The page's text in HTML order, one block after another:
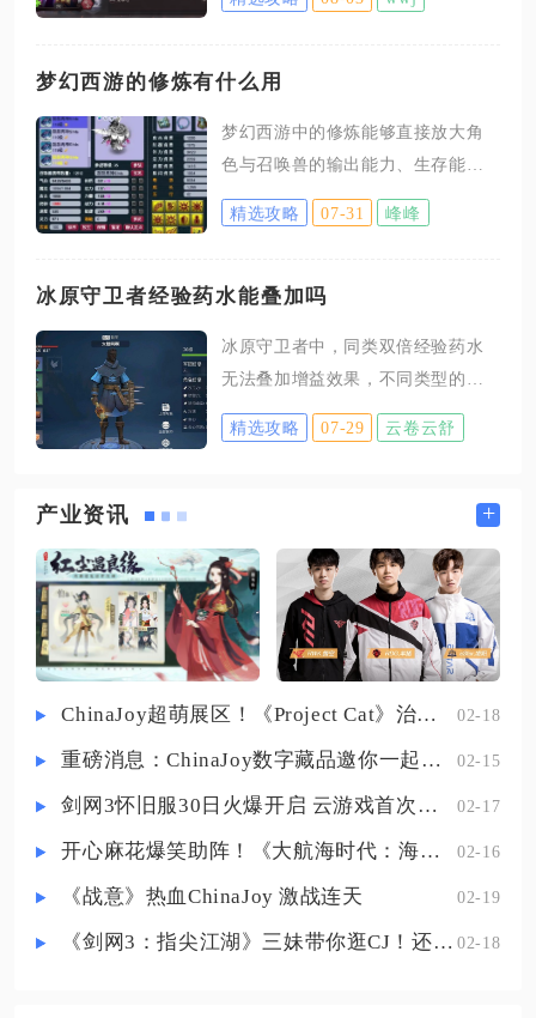
次进攻克制型六级地，可稳定低战
翻车与兵力白耗的情况。六级地存
高等级控制、输出战法，且战斗存
在五分钟时限，超时守军兵力会完
整刷新，新手直接满兵单队强攻极
铺垫，不能急于在主城等级不足、
兵营未升级时贸然尝试。主城需升
级至七本解锁三将完整出战，兵营
梦幻西游的修炼有什么用
梦幻西游中的修炼能够直接放大角
色与召唤兽的输出能力、生存能
力，还能提升封印命中、抗封以及
捕捉召唤兽概率，是拉开账号强度
法替代修炼带来的实战增益。修炼
系，不同类型修炼各司其职，无论
是日常任务、副本刷本，还是帮派
联赛、竞技对抗，修炼等级都会直
质装备，实战表现也会大打折扣。
人物修炼包含攻击修炼、防御修
炼、法术修炼、抗法修炼、猎术修
炼五类，每一类都拥有固定加成规
则。
精选攻略 07-31 峰峰
冰原守卫者经验药水能叠加吗
冰原守卫者中，同类双倍经验药水
无法叠加增益效果，不同类型的经
验增益药水可以互相叠加。普通人
物双倍经验药水之间相互覆盖，后
益，仅延续自身持续时长，不会提
特殊增益道具，能够和普通双倍经
验药水同时生效，两种加成可以共
存。龙用经验药水遵循相同规则，
各类龙经验药水彼此覆盖，无法叠
加倍率。很多玩家容易混淆药水叠
倍经验药水，造成大量道具浪费。
游戏内的普通经验药水分为多个款
精选攻略 07-29 云卷云舒
产业资讯 +
ChinaJoy超萌展区！《Project Cat》治愈猫咪吸引一众铲屎官 02-18
重磅消息：ChinaJoy数字藏品邀你一起评选 02-15
剑网3怀旧服30日火爆开启 云游戏首次亮相CJ打造舒适畅玩体验 02-17
开心麻花爆笑助阵！《大航海时代：海上霸主》亮相China Joy 02-16
《战意》热血ChinaJoy 激战连天 02-19
《剑网3：指尖江湖》三妹带你逛CJ！还有惊喜嘉宾现场约定你！ 02-18